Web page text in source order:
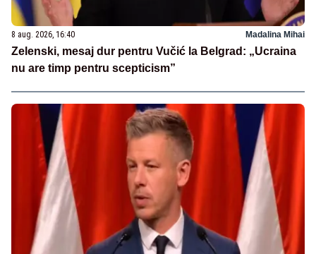
8 aug. 2026, 16:40 Madalina Mihai
Zelenski, mesaj dur pentru Vučić la Belgrad: „Ucraina
nu are timp pentru scepticism”